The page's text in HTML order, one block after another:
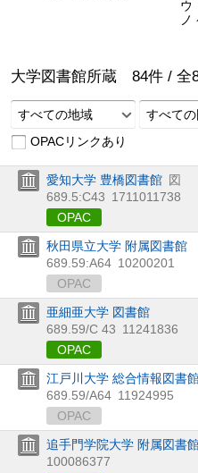
ウ
ノ
大学図書館所蔵 84件 / 全
すべての地域
すべて
OPACリンクあり
愛知大学 豊橋図書館 図
689.5:C43 1711011738
OPAC
秋田県立大学 附属図書館
689.59:A64 10200201
OPAC
亜細亜大学 図書館
689.59/C 43 11241836
OPAC
江戸川大学 総合情報図書
689.59/A64 11924995
OPAC
追手門学院大学 附属図書
100086377